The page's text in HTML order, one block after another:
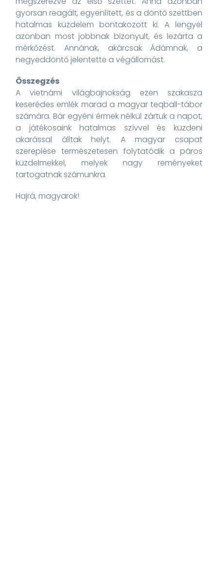
gyorsan reagált, egyenlített, és a döntő szettben
hatalmas küzdelem bontakozott ki. A lengyel
azonban most jobbnak bizonyult, és lezárta a
mérkőzést. Annának, akárcsak Ádámnak, a
negyeddöntő jelentette a végállomást.
Összegzés
A vietnámi világbajnokság ezen szakasza
keserédes emlék marad a magyar teqball-tábor
számára. Bár egyéni érmek nélkül zártuk a napot,
a játékosaink hatalmas szívvel és küzdeni
akarással álltak helyt. A magyar csapat
szereplése természetesen folytatódik a páros
küzdelmekkel, melyek nagy reményeket
tartogatnak számunkra.
Hajrá, magyarok!